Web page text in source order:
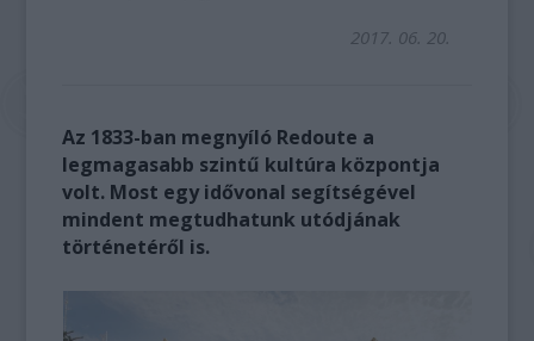
2017. 06. 20.
Az 1833-ban megnyíló Redoute a
legmagasabb szintű kultúra központja
volt. Most egy idővonal segítségével
mindent megtudhatunk utódjának
történetéről is.